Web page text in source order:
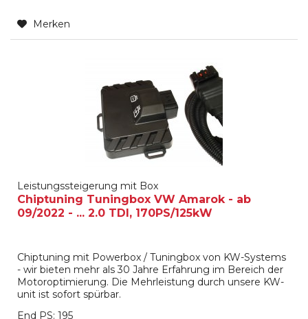
Merken
Leistungssteigerung mit Box
Chiptuning Tuningbox VW Amarok - ab
09/2022 - ... 2.0 TDI, 170PS/125kW
Chiptuning mit Powerbox / Tuningbox von KW-Systems
- wir bieten mehr als 30 Jahre Erfahrung im Bereich der
Motoroptimierung. Die Mehrleistung durch unsere KW-
unit ist sofort spürbar.
End PS: 195